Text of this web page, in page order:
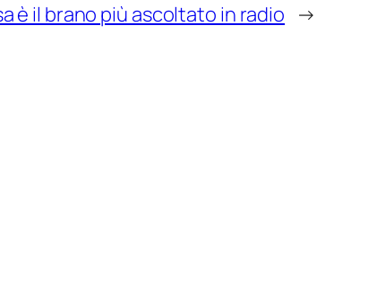
è il brano più ascoltato in radio →